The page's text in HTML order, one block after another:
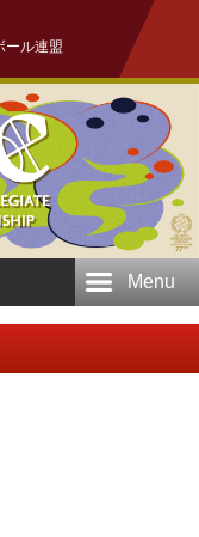
ール連盟
Menu